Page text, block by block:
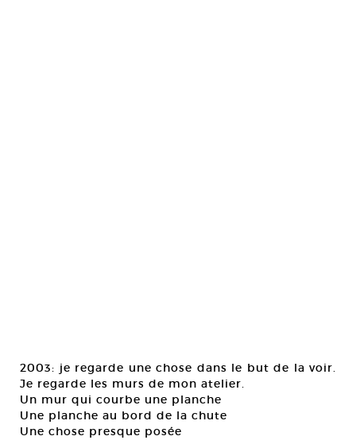
2003: je regarde une chose dans le but de la voir.
Je regarde les murs de mon atelier.
Un mur qui courbe une planche
Une planche au bord de la chute
Une chose presque posée